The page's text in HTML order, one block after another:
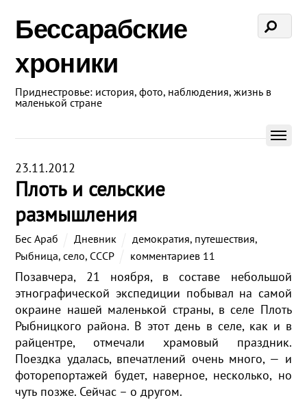
Бессарабские
хроники
Приднестровье: история, фото, наблюдения, жизнь в
маленькой стране
23.11.2012
Плоть и сельские
размышления
Бес Араб Дневник демократия, путешествия,
Рыбница,село, СССР комментариев 11
Позавчера, 21 ноября, в составе небольшой
этнографической экспедиции побывал на самой
окраине нашей маленькой страны, в селе Плоть
Рыбницкого района. В этот день в селе, как и в
райцентре, отмечали храмовый праздник.
Поездка удалась, впечатлений очень много, — и
фоторепортажей будет, наверное, несколько, но
чуть позже. Сейчас – о другом.